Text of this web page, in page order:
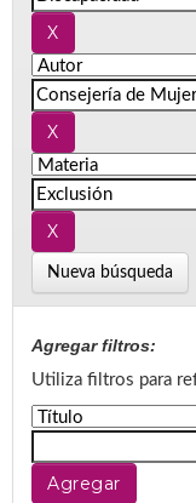
Nueva búsqueda
Agregar filtros:
Utiliza filtros para